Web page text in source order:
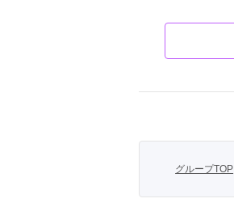
商品説明
グループTOP